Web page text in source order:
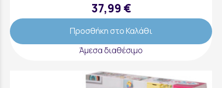
37,99 €
Προσθήκη στο Καλάθι
Άμεσα διαθέσιμο